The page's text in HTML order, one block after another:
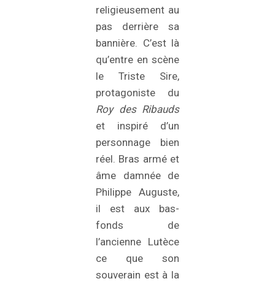
religieusement au
pas derrière sa
bannière. C’est là
qu’entre en scène
le Triste Sire,
protagoniste du
Roy des Ribauds
et inspiré d’un
personnage bien
réel. Bras armé et
âme damnée de
Philippe Auguste,
il est aux bas-
fonds de
l’ancienne Lutèce
ce que son
souverain est à la